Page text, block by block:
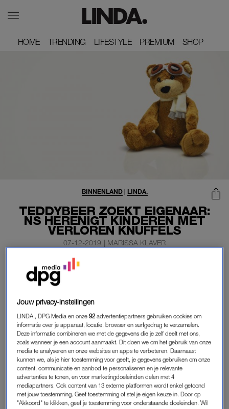
HOME
HOME TRENDING
TRENDING LIFESTYLE
LIFESTYLE PREMIUM
PREMIUM SHOP
SHOP
TEDDYBEER ZOEKT EIGENAAR:
NS HERENIGT KINDEREN MET
VERLOREN KNUFFELS
BINNENLAND| LINDA.
07-12-2019 | MARISSA KLAVER
Een verloren knuffel kan voor een hoop verdriet zorgen.
Daarom probeert de NS vanaf maandag kinderen te
of op het station hebben achtergelaten.
Het wordt alweer de vijfde editie van de week van de verloren
knuffel.
KNUFFELS
Het vervoersbedrijf zet haar social mediakanalen in om
achtergelaten knuffels voor de kerst thuis te bezorgen. Dus
Jouw privacy-instellingen
LINDA., DPG Media en onze92 advertentiepartners gebruiken cookies om
informatie over je apparaat, locatie, browser en surfgedrag te verzamelen.
Deze informatie combineren we met de gegevens die je zelf deelt met ons,
zoals wanneer je een account aanmaakt. Dit doen we om het gebruik van onze
media te analyseren en onze websites en apps te verbeteren. Daarnaast
kunnen we, als je hier toestemming voor geeft, je gegevens gebruiken om onze
content, communicatie en aanbod te personaliseren en je relevante
advertenties te tonen, en voor marketingdoeleinden delen met 4
mediapartners. Ook content van 13 externe platformen wordt enkel getoond
met jouw toestemming. Geef toestemming of stel je eigen keuze in. Door op
"Akkoord" te klikken, geef je toestemming voor onderstaande doeleinden. Wil